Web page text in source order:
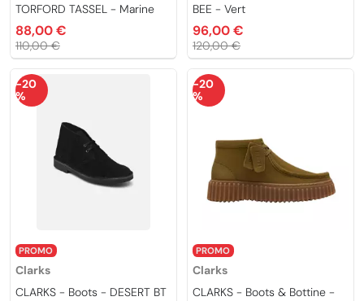
TORFORD TASSEL - Marine
88,00 €
110,00 €
BEE - Vert
96,00 €
120,00 €
PROMO
Clarks
CLARKS - Boots - DESERT BT
-20
%
PROMO
Clarks
CLARKS - Boots & Bottine -
-20
%